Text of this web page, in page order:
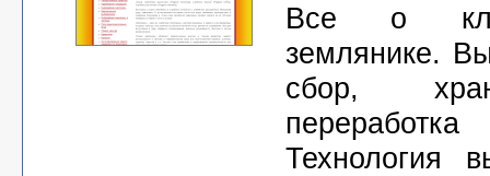
Все о
землянике.
сбор,
Технология